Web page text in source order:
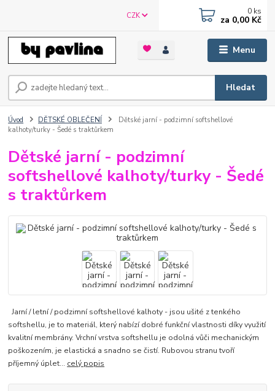
Menu
CZK
Hledat
0 ks
za 0,00 Kč
Úvod DĚTSKÉ OBLEČENÍ
Dětské jarní - podzimní softshellové
kalhoty/turky - Šedé s traktůrkem
Dětské jarní - podzimní
softshellové kalhoty/turky - Šedé
s traktůrkem
Jarní / letní / podzimní softshellové kalhoty - jsou ušité z tenkého
softshellu, je to materiál, který nabízí dobré funkční vlastnosti díky využití
kvalitní membrány. Vrchní vrstva softshellu je odolná vůči mechanickým
poškozením, je elastická a snadno se čistí. Rubovou stranu tvoří
příjemný úplet... celý popis